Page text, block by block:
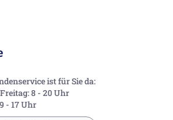
ist für Sie da:
8 - 20 Uhr
- 17 Uhr